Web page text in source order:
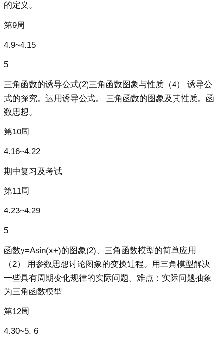
的定义。
第9周
4.9~4.15
5
三角函数的诱导公式(2)三角函数图象与性质（4） 诱导公
式的探究。运用诱导公式。 三角函数的图象及其性质。函
数思想。
第10周
4.16~4.22
期中复习及考试
第11周
4.23~4.29
5
函数y=Asin(x+)的图象(2)、三角函数模型的简单应用
（2） 用参数思想讨论图象的变换过程。用三角模型解决
一些具有周期变化规律的实际问题。难点：实际问题抽象
为三角函数模型
第12周
4.30~5. 6